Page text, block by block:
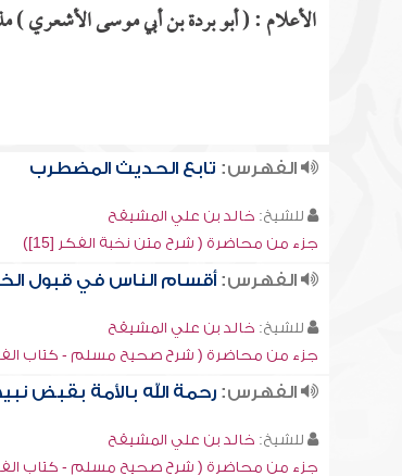
الأعلام : ( أبو بردة بن أبي موسى الأشعري )
الفهرس: تابع الحديث المضطرب
للشيخ: خالد بن علي المشيقح
جزء من محاضرة ( شرح متن نخبة الفكر [15])
الفهرس:أقسام الناس في قبول
للشيخ: خالد بن علي المشيقح
جزء من محاضرة ( شرح صحيح مسلم - كتاب
الفهرس:رحمة الله بالأمة بقبض
للشيخ: خالد بن علي المشيقح
جزء من محاضرة ( شرح صحيح مسلم - كتاب